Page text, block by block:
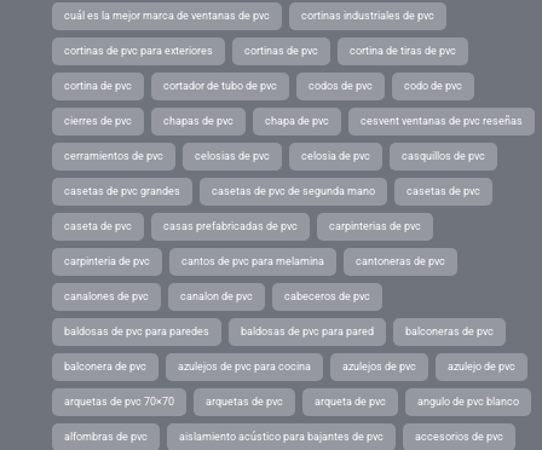
cuál es la mejor marca de ventanas de pvc cortinas industriales de pvc
cortinas de pvc para exteriores cortinas de pvc cortina de tiras de pvc
cortina de pvc cortador de tubo de pvc codos de pvc codo de pvc
cierres de pvc chapas de pvc chapa de pvc cesvent ventanas de pvc reseñas
cerramientos de pvc celosias de pvc celosia de pvc casquillos de pvc
casetas de pvc grandes casetas de pvc de segunda mano casetas de pvc
caseta de pvc casas prefabricadas de pvc carpinterias de pvc
carpinteria de pvc cantos de pvc para melamina cantoneras de pvc
canalones de pvc canalon de pvc cabeceros de pvc
baldosas de pvc para paredes baldosas de pvc para pared balconeras de pvc
balconera de pvc azulejos de pvc para cocina azulejos de pvc azulejo de pvc
arquetas de pvc 70×70 arquetas de pvc arqueta de pvc angulo de pvc blanco
alfombras de pvc aislamiento acústico para bajantes de pvc accesorios de pvc